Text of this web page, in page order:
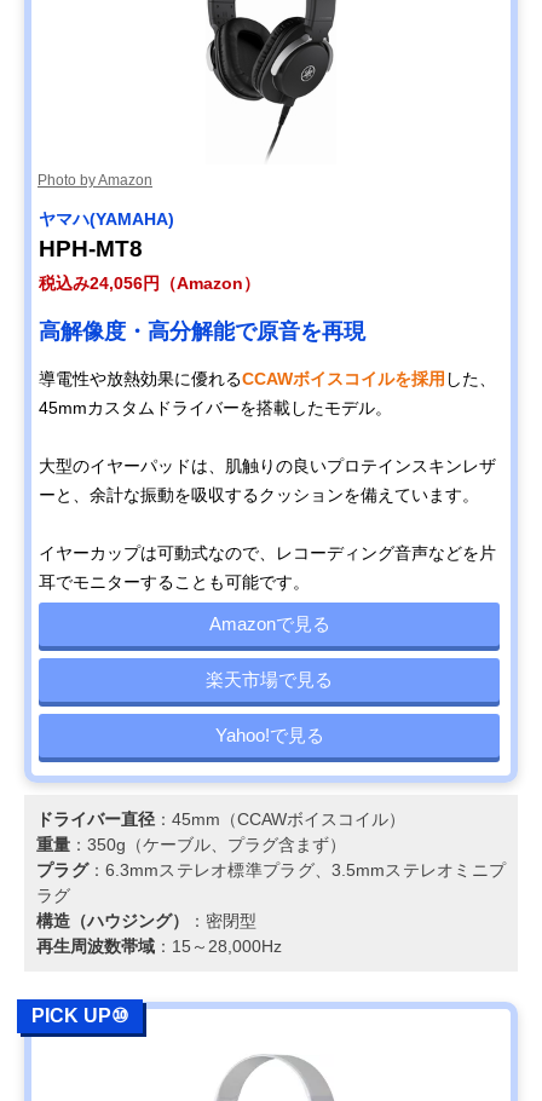
Photo by Amazon
ヤマハ(YAMAHA)
HPH-MT8
税込み24,056円（Amazon）
高解像度・高分解能で原音を再現
導電性や放熱効果に優れるCCAWボイスコイルを採用 した、
45mmカスタムドライバーを搭載したモデル。
大型のイヤーパッドは、肌触りの良いプロテインスキンレザ
ーと、余計な振動を吸収するクッションを備えています。
イヤーカップは可動式なので、レコーディング音声などを片
耳でモニターすることも可能です。
Amazonで見る
楽天市場で見る
Yahoo!で見る
ドライバー直径 ：45mm（CCAWボイスコイル）
重量 ：350g（ケーブル、プラグ含まず）
プラグ：6.3mmステレオ標準プラグ、3.5mmステレオミニプ
ラグ
構造（ハウジング）
：密閉型
再生周波数帯域 ：15～28,000Hz
PICK UP⑩